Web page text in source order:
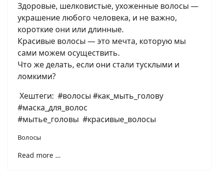
Здоровые, шелковистые, ухоженные волосы —
украшение любого человека, и не важно,
короткие они или длинные.
Красивые волосы — это мечта, которую мы
сами можем осуществить.
Что же делать, если они стали тусклыми и
ломкими?
Хештеги: #волосы #как_мыть_голову
#маска_для_волос
#мытье_головы #красивые_волосы
Волосы
Read more …